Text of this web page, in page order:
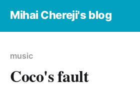
Mihai Chereji's blog
music
Coco's fault